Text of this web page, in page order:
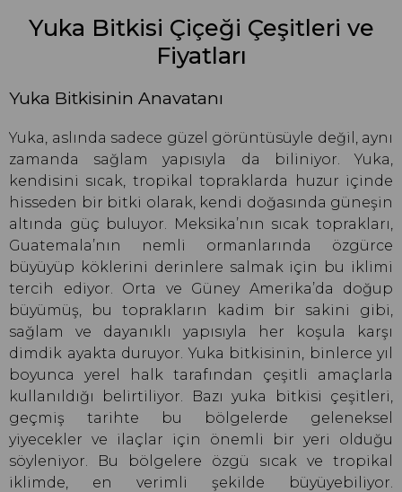
Yuka Bitkisi Çiçeği Çeşitleri ve
Fiyatları
Yuka Bitkisinin Anavatanı
Yuka, aslında sadece güzel görüntüsüyle değil, aynı
zamanda sağlam yapısıyla da biliniyor. Yuka,
kendisini sıcak, tropikal topraklarda huzur içinde
hisseden bir bitki olarak, kendi doğasında güneşin
altında güç buluyor. Meksika’nın sıcak toprakları,
Guatemala’nın nemli ormanlarında özgürce
büyüyüp köklerini derinlere salmak için bu iklimi
tercih ediyor. Orta ve Güney Amerika’da doğup
büyümüş, bu toprakların kadim bir sakini gibi,
sağlam ve dayanıklı yapısıyla her koşula karşı
dimdik ayakta duruyor. Yuka bitkisinin, binlerce yıl
boyunca yerel halk tarafından çeşitli amaçlarla
kullanıldığı belirtiliyor. Bazı yuka bitkisi çeşitleri,
geçmiş tarihte bu bölgelerde geleneksel
yiyecekler ve ilaçlar için önemli bir yeri olduğu
söyleniyor. Bu bölgelere özgü sıcak ve tropikal
iklimde, en verimli şekilde büyüyebiliyor.